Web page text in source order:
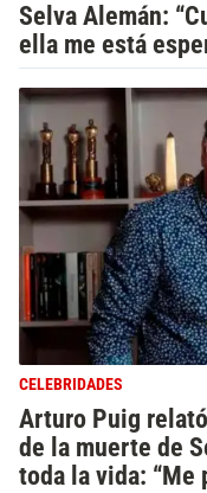
Selva Alemán:
ella me está
CELEBRIDADES
Arturo Puig
de la muerte de
toda la vida: “Me